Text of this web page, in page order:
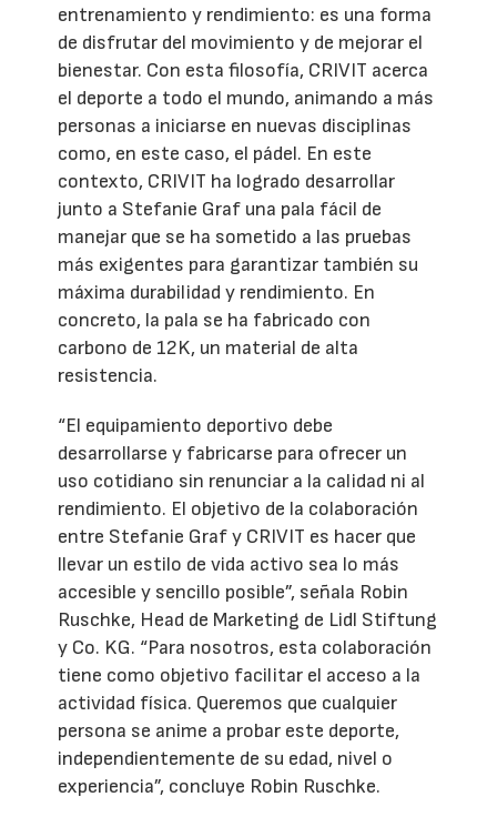
entrenamiento y rendimiento: es una forma
de disfrutar del movimiento y de mejorar el
bienestar. Con esta filosofía, CRIVIT acerca
el deporte a todo el mundo, animando a más
personas a iniciarse en nuevas disciplinas
como, en este caso, el pádel. En este
contexto, CRIVIT ha logrado desarrollar
junto a Stefanie Graf una pala fácil de
manejar que se ha sometido a las pruebas
más exigentes para garantizar también su
máxima durabilidad y rendimiento. En
concreto, la pala se ha fabricado con
carbono de 12K, un material de alta
resistencia.
“El equipamiento deportivo debe
desarrollarse y fabricarse para ofrecer un
uso cotidiano sin renunciar a la calidad ni al
rendimiento. El objetivo de la colaboración
entre Stefanie Graf y CRIVIT es hacer que
llevar un estilo de vida activo sea lo más
accesible y sencillo posible”, señala Robin
Ruschke, Head de Marketing de Lidl Stiftung
y Co. KG. “Para nosotros, esta colaboración
tiene como objetivo facilitar el acceso a la
actividad física. Queremos que cualquier
persona se anime a probar este deporte,
independientemente de su edad, nivel o
experiencia”, concluye Robin Ruschke.